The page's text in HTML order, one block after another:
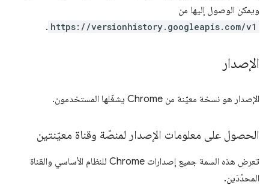
ويمكن الوصول إليها من
https://versionhistory.googleapis.com/v1
.
الإصدار
الإصدار هو نسخة معيّنة من Chrome يشغّلها المستخدمون.
الحصول على معلومات الإصدار لمنصّة وقناة معيّنتين
تعرض هذه السمة جميع إصدارات Chrome للنظام الأساسي والقناة
المحدّدَين.